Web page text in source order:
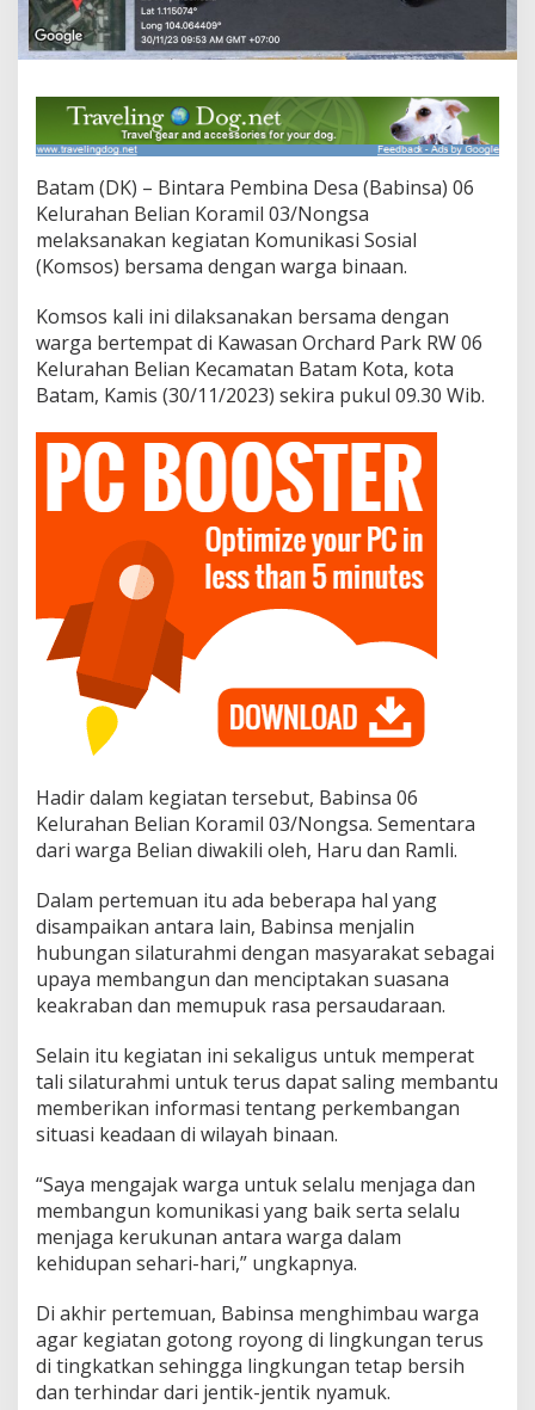
i
s
a
B
e
l
i
a
n
R
t
n
L
a
s
n
a
k
a
n
K
o
B
a
m
a
r
g
a
B
i
n
a
n
Batam (DK) – Bintara Pembina Desa (Babinsa) 06
Kelurahan Belian Koramil 03/Nongsa
melaksanakan kegiatan Komunikasi Sosial
(Komsos) bersama dengan warga binaan.
Komsos kali ini dilaksanakan bersama dengan
warga bertempat di Kawasan Orchard Park RW 06
Kelurahan Belian Kecamatan Batam Kota, kota
Batam, Kamis (30/11/2023) sekira pukul 09.30 Wib.
Hadir dalam kegiatan tersebut, Babinsa 06
Kelurahan Belian Koramil 03/Nongsa. Sementara
dari warga Belian diwakili oleh, Haru dan Ramli.
Dalam pertemuan itu ada beberapa hal yang
disampaikan antara lain, Babinsa menjalin
hubungan silaturahmi dengan masyarakat sebagai
upaya membangun dan menciptakan suasana
keakraban dan memupuk rasa persaudaraan.
Selain itu kegiatan ini sekaligus untuk memperat
tali silaturahmi untuk terus dapat saling membantu
memberikan informasi tentang perkembangan
situasi keadaan di wilayah binaan.
“Saya mengajak warga untuk selalu menjaga dan
membangun komunikasi yang baik serta selalu
menjaga kerukunan antara warga dalam
kehidupan sehari-hari,” ungkapnya.
Di akhir pertemuan, Babinsa menghimbau warga
agar kegiatan gotong royong di lingkungan terus
di tingkatkan sehingga lingkungan tetap bersih
dan terhindar dari jentik-jentik nyamuk.